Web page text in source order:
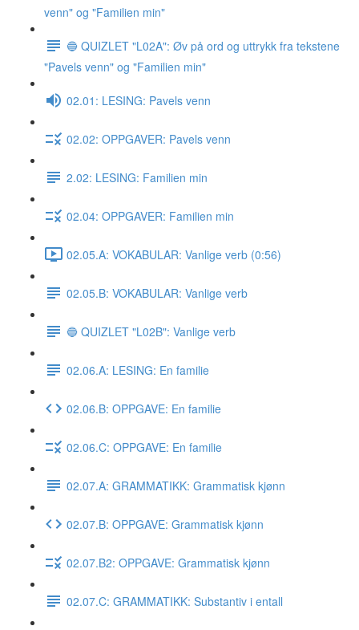
venn" og "Familien min"
🔵 QUIZLET "L02A": Øv på ord og uttrykk fra tekstene
"Pavels venn" og "Familien min"
02.01: LESING: Pavels venn
02.02: OPPGAVER: Pavels venn
2.02: LESING: Familien min
02.04: OPPGAVER: Familien min
02.05.A: VOKABULAR: Vanlige verb (0:56)
02.05.B: VOKABULAR: Vanlige verb
🔵 QUIZLET "L02B": Vanlige verb
02.06.A: LESING: En familie
02.06.B: OPPGAVE: En familie
02.06.C: OPPGAVE: En familie
02.07.A: GRAMMATIKK: Grammatisk kjønn
02.07.B: OPPGAVE: Grammatisk kjønn
02.07.B2: OPPGAVE: Grammatisk kjønn
02.07.C: GRAMMATIKK: Substantiv i entall